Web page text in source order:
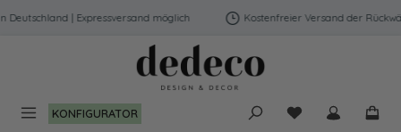
Zum Hauptinhalt springen
| Expressversand möglich Kostenfreier Versand der
KONFIGURATOR Du hast 0